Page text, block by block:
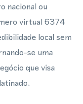
nacional ou
virtual 6374
local sem
se uma
que visa